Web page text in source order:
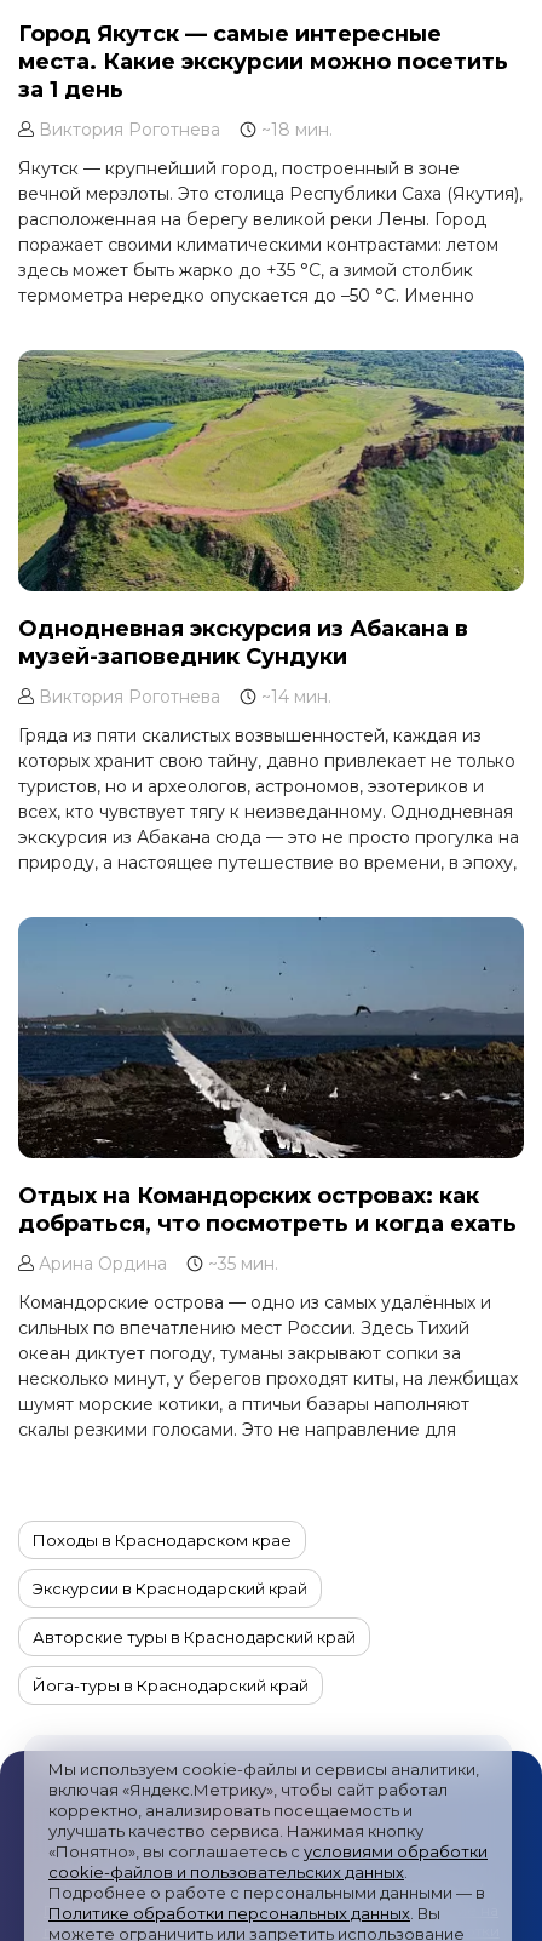
Мы используем cookie-файлы и сервисы аналитики,
включая «Яндекс.Метрику», чтобы сайт работал
корректно, анализировать посещаемость и
улучшать качество сервиса. Нажимая кнопку
«Понятно», вы соглашаетесь с условиями обработки
cookie-файлов и пользовательских данных
Подробнее о работе с персональными данными — в
Политике обработки персональных данных . Вы
можете ограничить или запретить использование
Город Якутск — самые интересные
места. Какие экскурсии можно посетить
за 1 день
Виктория Роготнева
~18 мин.
Якутск — крупнейший город, построенный в зоне
вечной мерзлоты. Это столица Республики Саха (Якутия),
расположенная на берегу великой реки Лены. Город
поражает своими климатическими контрастами: летом
здесь может быть жарко до +35 °C, а зимой столбик
термометра нередко опускается до –50 °C. Именно
познакомиться с уникальной культурой якутского
народа.
Однодневная экскурсия из Абакана в
музей-заповедник Сундуки
Виктория Роготнева
~14 мин.
Гряда из пяти скалистых возвышенностей, каждая из
которых хранит свою тайну, давно привлекает не только
туристов, но и археологов, астрономов, эзотериков и
всех, кто чувствует тягу к неизведанному. Однодневная
экскурсия из Абакана сюда — это не просто прогулка на
природу, а настоящее путешествие во времени, в эпоху,
другим богам.
Отдых на Командорских островах: как
добраться, что посмотреть и когда ехать
Арина Ордина
~35 мин.
Командорские острова — одно из самых удалённых и
сильных по впечатлению мест России. Здесь Тихий
океан диктует погоду, туманы закрывают сопки за
несколько минут, у берегов проходят киты, на лежбищах
шумят морские котики, а птичьи базары наполняют
скалы резкими голосами. Это не направление для
побывать в местах, где природа остаётся главной силой.
В статье рассказываем, как добраться до Командорских
островов, где остановиться, что посмотреть на острове
Беринга, когда лучше планировать поездку и к чему
стоит подготовиться туристу перед путешествием.
Походы в Краснодарском крае
Экскурсии в Краснодарский край
Авторские туры в Краснодарский край
Йога-туры в Краснодарский край
Гастрономические туры в Краснодарский край
Комбинированные туры в Краснодарский край
Новогодние туры в Краснодарский край
Туры в Краснодарский край на 10 или 14 дней
Публичная оферта/Пользовательское соглашение/
Политика обработки персональных данных/Согласие на
получение рекламных сообщений/ Политика обработки